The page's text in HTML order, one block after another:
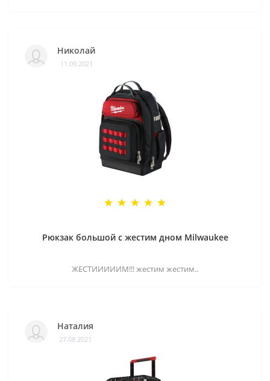
Николай
11.09.2021
Рюкзак большой с жестим дном Milwaukee
ЖЕСТИИИИИМ!!! жестим жестим..
Наталия
27.08.2021